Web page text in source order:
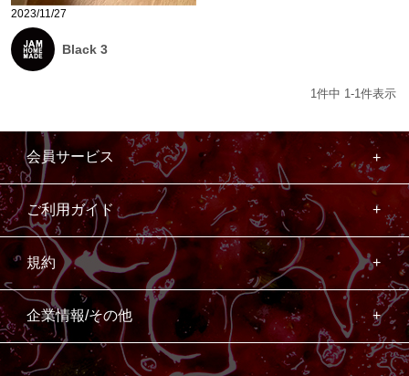
2023/11/27
Black 3
1件中 1-1件表示
会員サービス
ご利用ガイド
規約
企業情報/その他